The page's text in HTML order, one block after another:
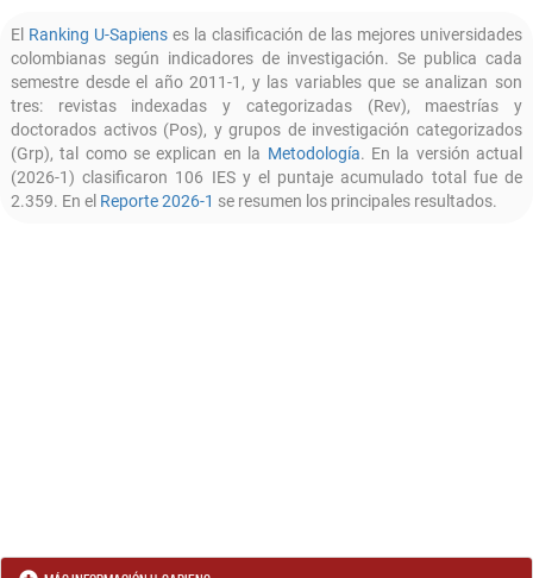
El Ranking U-Sapienses la clasificación de las mejores universidades
colombianas según indicadores de investigación. Se publica cada
semestre desde el año 2011-1, y las variables que se analizan son
tres: revistas indexadas y categorizadas (Rev), maestrías y
doctorados activos (Pos), y grupos de investigación categorizados
(Grp), tal como se explican en la Metodología. En la versión actual
(2026-1) clasificaron 106 IES y el puntaje acumulado total fue de
2.359. En el Reporte 2026-1 se resumen los principales resultados.